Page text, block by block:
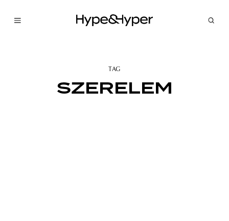
TAG
SZERELEM